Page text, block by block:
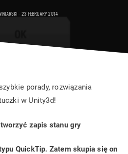
POSTED
23 FEBRUARY 2014
porady, rozwiązania
w Unity3d!
zapis stanu gry
QuickTip. Zatem skupia się on